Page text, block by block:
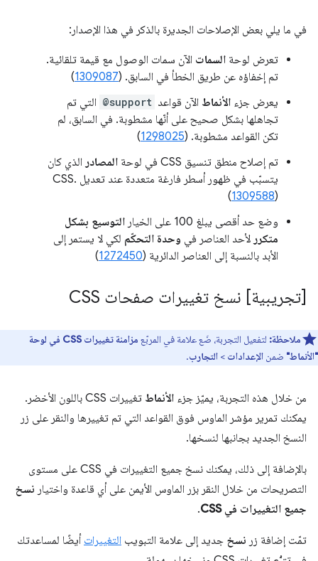
في ما يلي بعض الإصلاحات الجديرة بالذكر في هذا الإصدار:
تعرض لوحة السمات الآن سمات الوصول مع قيمة تلقائية.
تم إخفاؤه عن طريق الخطأ في السابق. (1309087
)
يعرض جزء الأنماط الآن قواعد @support التي تم
تجاهلها بشكل صحيح على أنّها مشطوبة. في السابق، لم
تكن القواعد مشطوبة. (1298025
)
تم إصلاح منطق تنسيق CSS في لوحة
المصادر الذي كان
يتسبّب في ظهور أسطر فارغة متعددة عند تعديل CSS.
(1309588)
وضع حد أقصى يبلغ 100 على الخيار
التوسيع بشكل
متكرر لأحد العناصر في وحدة التحكّم لكي لا يستمر إلى
الأبد بالنسبة إلى العناصر الدائرية (1272450
)
[تجريبية] نسخ تغييرات صفحات CSS
ملاحظة: لتفعيل التجربة، ضَع علامة في المربّع
مزامنة تغييرات CSS في لوحة
"الأنماط" ضمن الإعدادات > التجارب.
من خلال هذه التجربة، يميّز جزء الأنماط
تغييرات CSS باللون الأخضر.
يمكنك تمرير مؤشر الماوس فوق القواعد التي تم تغييرها والنقر على زر
النسخ الجديد بجانبها لنسخها.
بالإضافة إلى ذلك، يمكنك نسخ جميع التغييرات في CSS على مستوى
التصريحات من خلال النقر بزر الماوس الأيمن على أي قاعدة واختيار نسخ
جميع التغييرات في CSS
.
تمّت إضافة زر نسخ جديد إلى علامة التبويب التغييرات أيضًا لمساعدتك